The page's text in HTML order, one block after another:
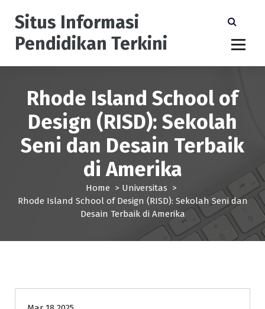
Situs Informasi
Pendidikan Terkini
Rhode Island School of
Design (RISD): Sekolah
Seni dan Desain Terbaik
di Amerika
Home > Universitas >
Rhode Island School of Design (RISD): Sekolah Seni dan
Desain Terbaik di Amerika